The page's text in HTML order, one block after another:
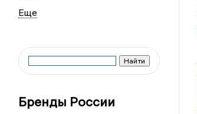
Бренды России